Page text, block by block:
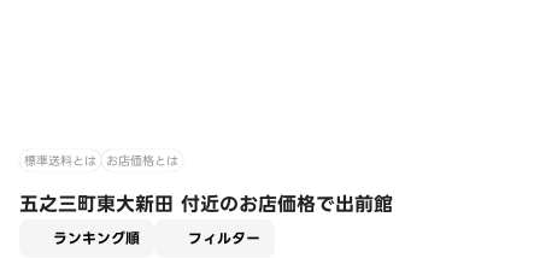
標準送料とは お店価格とは
五之三町東大新田 付近のお店価格で出前館
ランキング順 フィルター